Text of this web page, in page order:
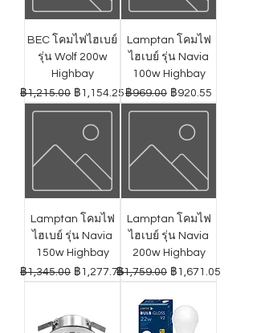
BEC โคมไฟไฮเบย์
รุ่น Wolf 200w
Highbay
ราคาปกติ
฿1,215.00 ราคาขายลด
฿1,154.25
Lamptan โคมไฟ
ไฮเบย์ รุ่น Navia
100w Highbay
ราคาปกติ
฿969.00 ราคาขายลด
฿920.55
Lamptan โคมไฟ
ไฮเบย์ รุ่น Navia
150w Highbay
ราคาปกติ
฿1,345.00 ราคาขายลด
฿1,277.75
Lamptan โคมไฟ
ไฮเบย์ รุ่น Navia
200w Highbay
ราคาปกติ
฿1,759.00 ราคาขายลด
฿1,671.05